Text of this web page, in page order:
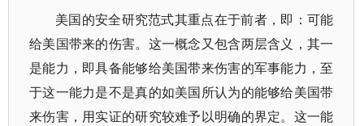
美国的安全研究范式其重点在于前者，即：可能
给美国带来的伤害。这一概念又包含两层含义，其一
是能力，即具备能够给美国带来伤害的军事能力，至
于这一能力是不是真的如美国所认为的能够给美国带
来伤害，用实证的研究较难予以明确的界定。这一能